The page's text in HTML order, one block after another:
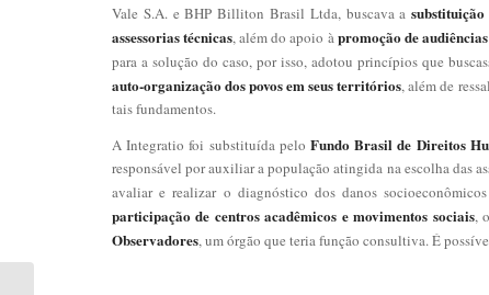
Vale S.A. e BHP Billiton Brasil Ltda, buscava a
assessorias técnicas, além do apoio à promoção de
para a solução do caso, por isso, adotou princípios que
auto-organização dos povos em seus territórios, além de
tais fundamentos.
A Integratio foi substituída peloFundo Brasil de Direitos
responsável por auxiliar a população atingida na escolha das
avaliar e realizar o diagnóstico dos danos
participação de centros acadêmicos e movimentos sociais,
Observadores, um órgão que teria função consultiva. É